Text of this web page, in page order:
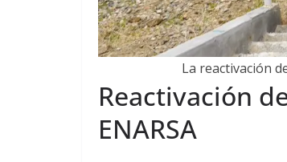
La reactivación
Reactivación
ENARSA